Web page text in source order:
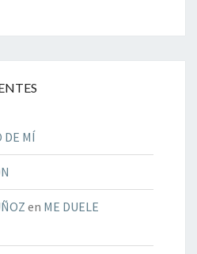
DE MÍ
en ME DUELE